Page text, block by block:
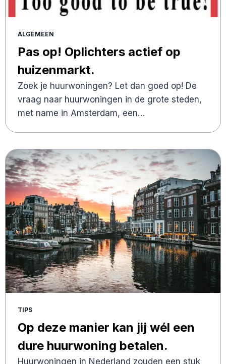
ALGEMEEN
Pas op! Oplichters actief op
huizenmarkt.
Zoek je huurwoningen? Let dan goed op! De
vraag naar huurwoningen in de grote steden,
met name in Amsterdam, een…
TIPS
Op deze manier kan jij wél een
dure huurwoning betalen.
Huurwoningen in Nederland zouden een stuk